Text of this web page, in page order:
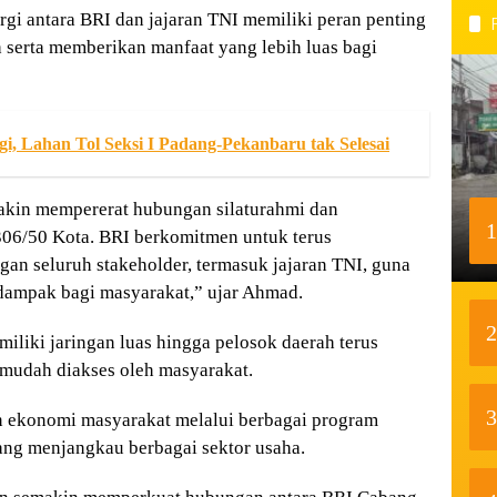
antara BRI dan jajaran TNI memiliki peran penting
memberikan manfaat yang lebih luas bagi
Lahan Tol Seksi I Padang-Pekanbaru tak Selesai
mempererat hubungan silaturahmi dan
50 Kota. BRI berkomitmen untuk terus
seluruh stakeholder, termasuk jajaran TNI, guna
bagi masyarakat,” ujar Ahmad.
jaringan luas hingga pelosok daerah terus
diakses oleh masyarakat.
masyarakat melalui berbagai program
menjangkau berbagai sektor usaha.
1
2
3